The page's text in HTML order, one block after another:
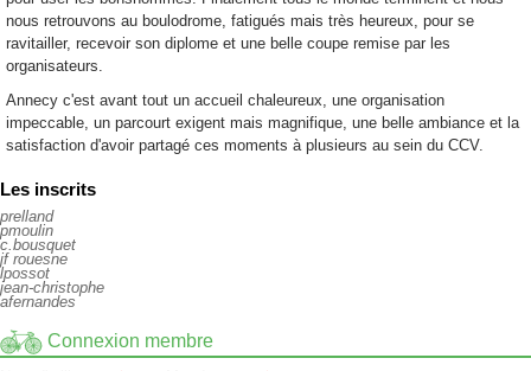
nous retrouvons au boulodrome, fatigués mais très heureux, pour se
ravitailler, recevoir son diplome et une belle coupe remise par les
organisateurs.
Annecy c'est avant tout un accueil chaleureux, une organisation
impeccable, un parcourt exigent mais magnifique, une belle ambiance et la
satisfaction d'avoir partagé ces moments à plusieurs au sein du CCV.
Les inscrits
prelland
pmoulin
c.bousquet
jf rouesne
lpossot
jean-christophe
afernandes
Connexion membre